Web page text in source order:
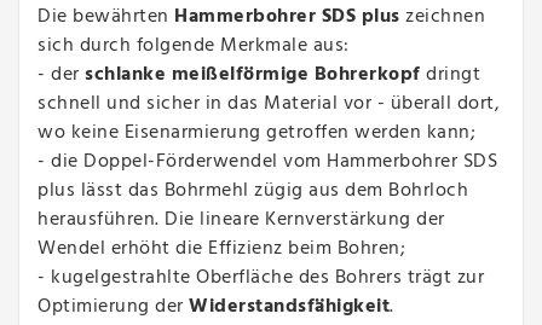
Die bewährten Hammerbohrer SDS pluszeichnen
sich durch folgende Merkmale aus:
- derschlanke meißelförmige Bohrerkopfdringt
schnell und sicher in das Material vor - überall dort,
wo keine Eisenarmierung getroffen werden kann;
- die Doppel-Förderwendel vom Hammerbohrer SDS
plus lässt das Bohrmehl zügig aus dem Bohrloch
herausführen. Die lineare Kernverstärkung der
Wendel erhöht die Effizienz beim Bohren;
- kugelgestrahlte Oberfläche des Bohrers trägt zur
Optimierung derWiderstandsfähigkeit.